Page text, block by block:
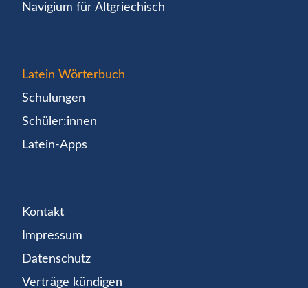
Navigium für Altgriechisch
Latein Wörterbuch
Schulungen
Schüler:innen
Latein-Apps
Kontakt
Impressum
Datenschutz
Verträge kündigen